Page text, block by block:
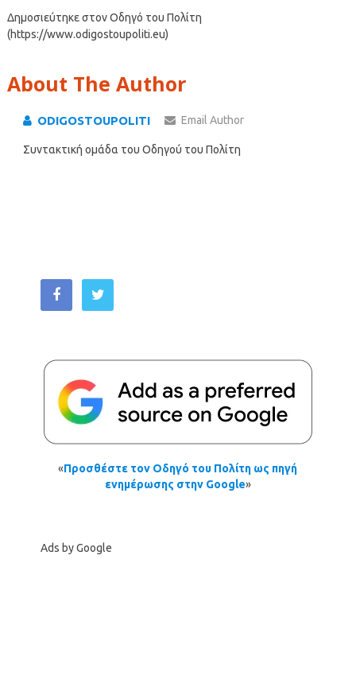
Δημοσιεύτηκε στον Οδηγό του Πολίτη
(https://www.odigostoupoliti.eu)
About The Author
ODIGOSTOUPOLITI Email Author
Συντακτική ομάδα του Οδηγού του Πολίτη
«Προσθέστε τον Οδηγό του Πολίτη ως πηγή
ενημέρωσης στην Google»
Ads by Google